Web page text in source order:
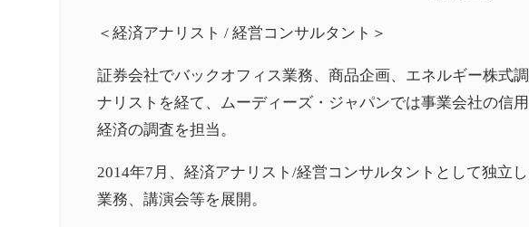
＜経済アナリスト / 経営コンサルタント＞
証券会社でバックオフィス業務、商品企画、エネルギー株式
ナリストを経て、ムーディーズ・ジャパンでは事業会社の信
経済の調査を担当。
2014年7月、経済アナリスト/経営コンサルタントとして独立
業務、講演会等を展開。